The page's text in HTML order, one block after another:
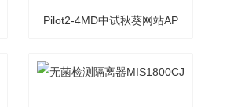
Pilot2-4MD中试秋葵网站AP